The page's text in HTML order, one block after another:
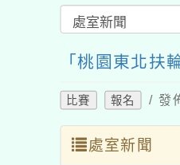
「桃園東北扶
比賽 報名 / 發
處室新聞